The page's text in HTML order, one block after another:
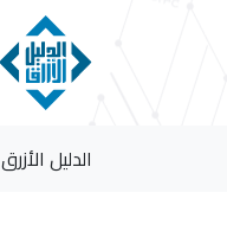
الدليل الأزرق